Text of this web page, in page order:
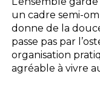
un cadre semi-
donne de la
passe pas par
organisation
agréable à vivre